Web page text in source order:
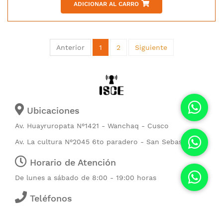
ADICIONAR AL CARRO
Anterior 1 2 Siguiente
Ubicaciones
Av. Huayruropata N°1421 - Wanchaq - Cusco
Av. La cultura N°2045 6to paradero - San Sebastián
Horario de Atención
De lunes a sábado de 8:00 - 19:00 horas
Teléfonos